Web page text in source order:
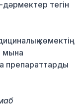
дәрмектер тегін
көмектің
мына
препараттарды